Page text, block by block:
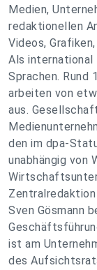
Medien,
redaktionellen
Videos,
Als
Sprachen. Rund
arbeiten von
aus.
den im dpa-
unabhängig von
Sven Gösmann
ist am
des